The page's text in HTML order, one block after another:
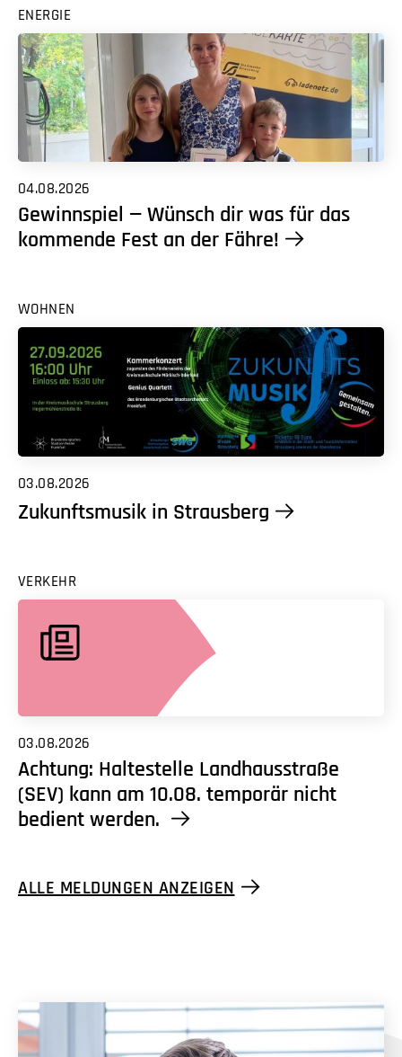
ENERGIE
04.08.2026
Gewinnspiel — Wünsch dir was für das
kommende Fest an der Fähre!
WOHNEN
03.08.2026
Zukunftsmusik in Strausberg
VERKEHR
03.08.2026
Achtung: Haltestelle Landhausstraße
(SEV) kann am 10.08. temporär nicht
bedient werden.
ALLE MELDUNGEN ANZEIGEN